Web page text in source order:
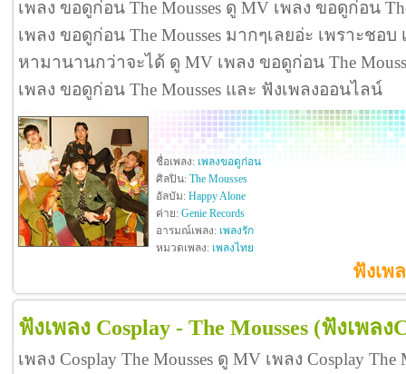
เพลง ขอดูก่อน The Mousses ดู MV เพลง ขอดูก่อน
เพลง ขอดูก่อน The Mousses มากๆเลยอ่ะ เพราะชอบ
หามานานกว่าจะได้ ดู MV เพลง ขอดูก่อน The
เพลง ขอดูก่อน The Mousses และ ฟังเพลงออนไลน์
ชื่อเพลง: เพลงขอดูก่อน
ศิลปิน: The Mousses
อัลบัม: Happy Alone
ค่าย: Genie Records
อารมณ์เพลง: เพลงรัก
หมวดเพลง: เพลงไทย
ฟังเพ
ฟังเพลง Cosplay - The Mousses (ฟังเพลง
เพลง Cosplay The Mousses ดู MV เพลง Cosplay The